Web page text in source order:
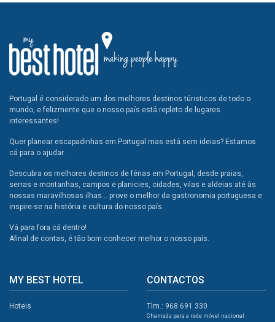
Portugal é considerado um dos melhores destinos túristicos de todo o
mundo, e felizmente que o nosso país está repleto de lugares
interessantes!
Quer planear escapadinhas em Portugal mas está sem ideias? Estamos
cá para o ajudar.
Descubra os melhores destinos de férias em Portugal, desde praias,
serras e montanhas, campos e planicies, cidades, vilas e aldeias até às
nossas maravilhosas ilhas... prove o melhor da gastronomia portuguesa e
inspire-se na história e cultura do nosso país.
Vá para fora cá dentro!
Afinal de contas, é tão bom conhecer melhor o nosso país.
MY BEST HOTEL
Hoteis
CONTACTOS
Tlm.: 968 691 330
Chamada para a rede móvel nacional